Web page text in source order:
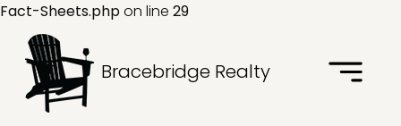
Fact-Sheets.phpon line 29
Bracebridge Realty